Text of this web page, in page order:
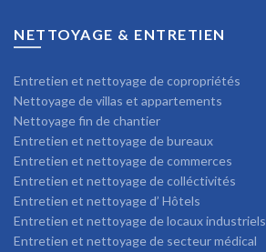
NETTOYAGE & ENTRETIEN
Entretien et nettoyage de copropriétés
Nettoyage de villas et appartements
Nettoyage fin de chantier
Entretien et nettoyage de bureaux
Entretien et nettoyage de commerces
Entretien et nettoyage de colléctivités
Entretien et nettoyage d’ Hôtels
Entretien et nettoyage de locaux industriels
Entretien et nettoyage de secteur médical